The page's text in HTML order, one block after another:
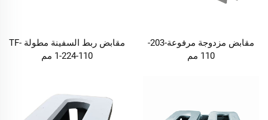
مقابض مزدوجة مرفوعة-203-
110 مم
مقابض ربط السفينة مطولة TF-
1-224-110 مم